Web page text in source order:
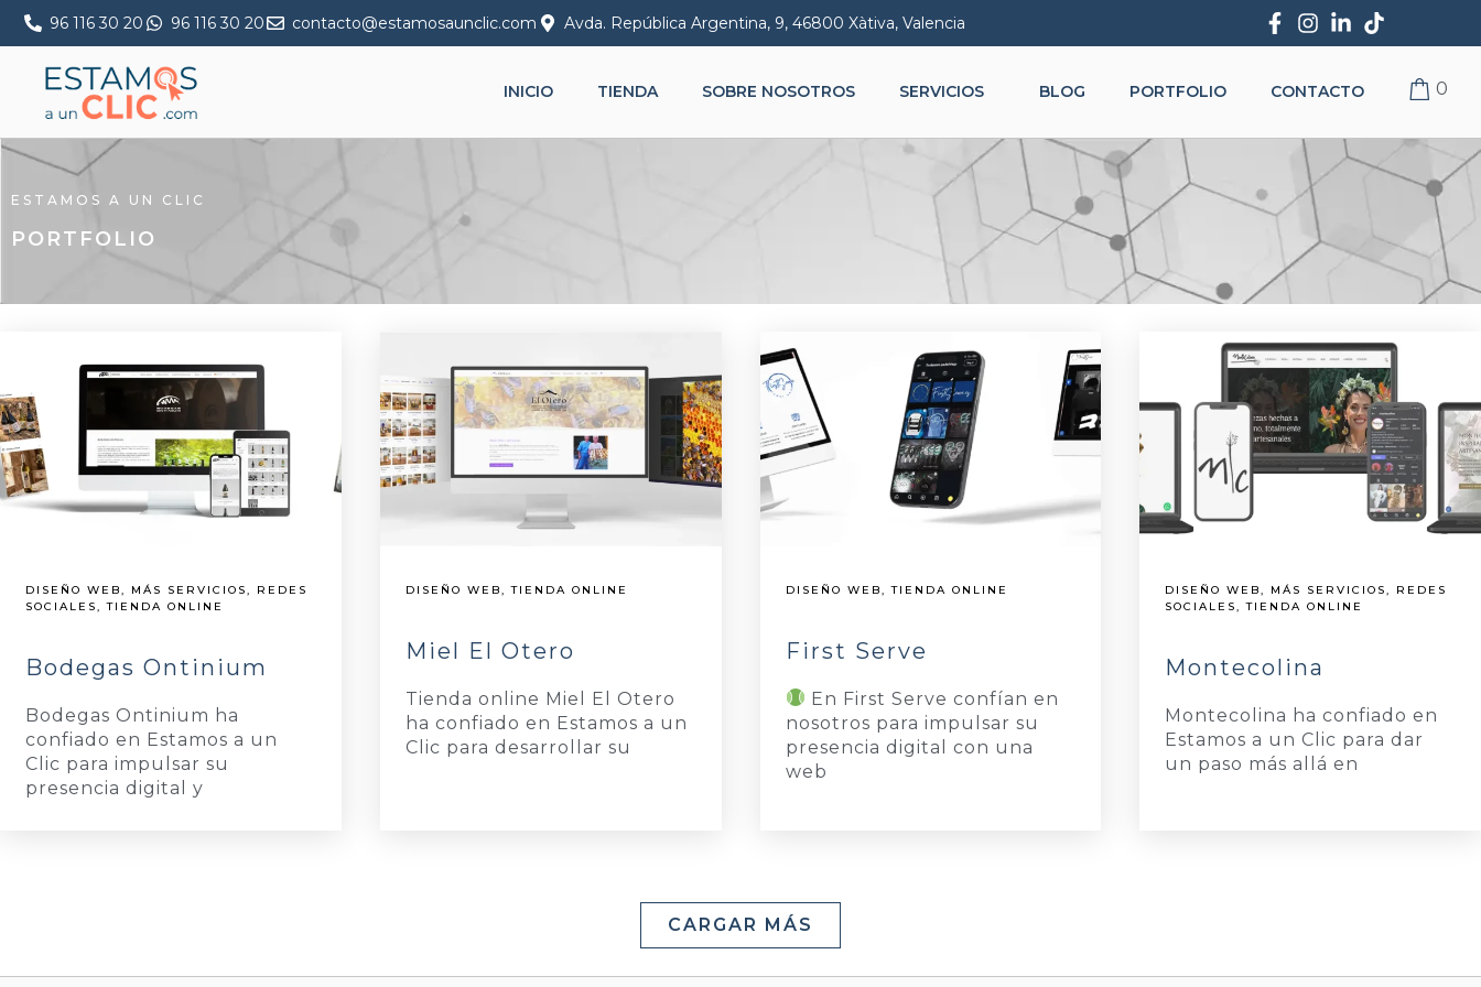
96 116 30 20 96 116 30 20 contacto@estamosaunclic.com Avda. República Argentina, 9, 46800 Xàtiva, Valencia
INICIO TIENDA SOBRE NOSOTROS SERVICIOS BLOG PORTFOLIO CONTACTO 0
ESTAMOS A UN CLIC
PORTFOLIO
DISEÑO WEB, MÁS SERVICIOS, REDES
SOCIALES,TIENDA ONLINE
Bodegas Ontinium
Bodegas Ontinium ha
confiado en Estamos a un
Clic para impulsar su
presencia digital y
DISEÑO WEB,TIENDA ONLINE
Miel El Otero
Tienda online Miel El Otero
ha confiado en Estamos a un
Clic para desarrollar su
DISEÑO WEB,TIENDA ONLINE
First Serve
En First Serve confían en
nosotros para impulsar su
presencia digital con una
web
DISEÑO WEB, MÁS SERVICIOS, REDES
SOCIALES,TIENDA ONLINE
Montecolina
Montecolina ha confiado en
Estamos a un Clic para dar
un paso más allá en
CARGAR MÁS